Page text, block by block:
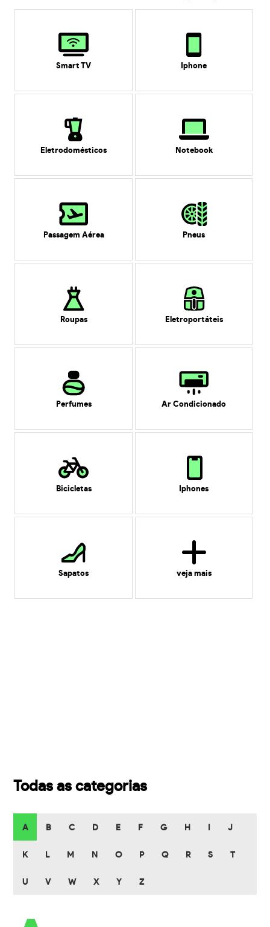
Smart TV Iphone
Eletrodomésticos Notebook
Passagem Aérea Pneus
Roupas Eletroportáteis
Perfumes Ar Condicionado
Bicicletas Iphones
Sapatos veja mais
Todas as categorias
A B C D E F G H J
K L M N O P Q R S T
U V W X Y Z